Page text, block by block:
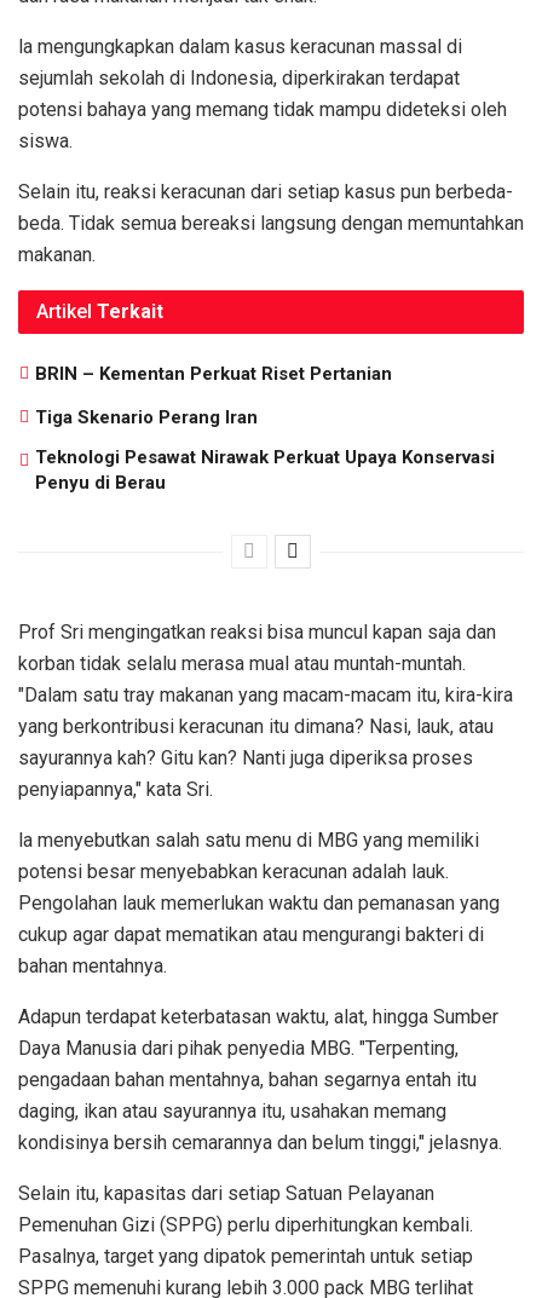
la mengungkapkan dalam kasus keracunan massal di
sejumlah sekolah di Indonesia, diperkirakan terdapat
potensi bahaya yang memang tidak mampu dideteksi oleh
siswa.
Selain itu, reaksi keracunan dari setiap kasus pun berbeda-
beda. Tidak semua bereaksi langsung dengan memuntahkan
makanan.
Artikel Terkait
BRIN – Kementan Perkuat Riset Pertanian
Tiga Skenario Perang Iran
Teknologi Pesawat Nirawak Perkuat Upaya Konservasi
Penyu di Berau
Prof Sri mengingatkan reaksi bisa muncul kapan saja dan
korban tidak selalu merasa mual atau muntah-muntah.
"Dalam satu tray makanan yang macam-macam itu, kira-kira
yang berkontribusi keracunan itu dimana? Nasi, lauk, atau
sayurannya kah? Gitu kan? Nanti juga diperiksa proses
penyiapannya," kata Sri.
la menyebutkan salah satu menu di MBG yang memiliki
potensi besar menyebabkan keracunan adalah lauk.
Pengolahan lauk memerlukan waktu dan pemanasan yang
cukup agar dapat mematikan atau mengurangi bakteri di
bahan mentahnya.
Adapun terdapat keterbatasan waktu, alat, hingga Sumber
Daya Manusia dari pihak penyedia MBG. "Terpenting,
pengadaan bahan mentahnya, bahan segarnya entah itu
daging, ikan atau sayurannya itu, usahakan memang
kondisinya bersih cemarannya dan belum tinggi," jelasnya.
Selain itu, kapasitas dari setiap Satuan Pelayanan
Pemenuhan Gizi (SPPG) perlu diperhitungkan kembali.
Pasalnya, target yang dipatok pemerintah untuk setiap
SPPG memenuhi kurang lebih 3.000 pack MBG terlihat